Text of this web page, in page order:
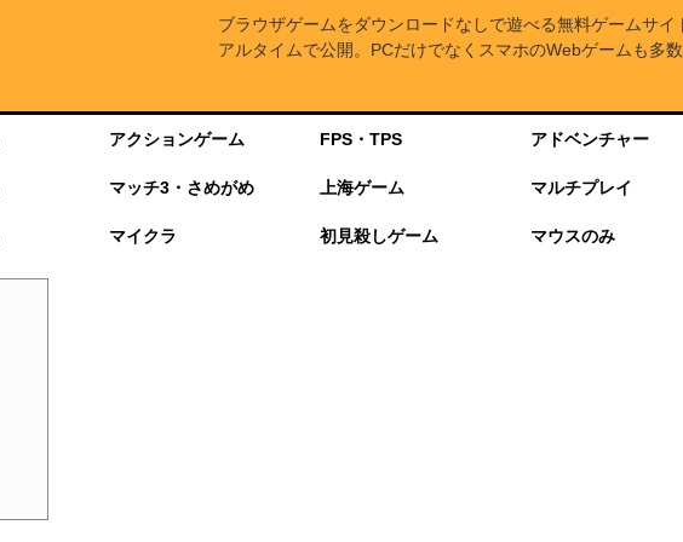
ブラウザゲームをダウンロードなしで遊べる無料ゲームサイ
アルタイムで公開。PCだけでなくスマホのWebゲームも多数
アクションゲーム FPS・TPS アドベンチャー
マッチ3・さめがめ 上海ゲーム マルチプレイ
マイクラ 初見殺しゲーム マウスのみ